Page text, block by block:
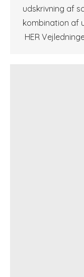
udskrivning af
kombination af
HER